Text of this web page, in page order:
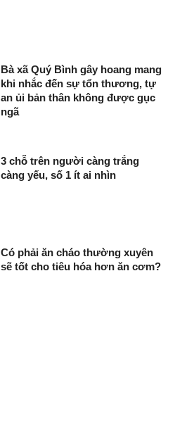
Bà xã Quý Bình gây hoang mang
khi nhắc đến sự tổn thương, tự
an ủi bản thân không được gục
ngã
3 chỗ trên người càng trắng
càng yếu, số 1 ít ai nhìn
Có phải ăn cháo thường xuyên
sẽ tốt cho tiêu hóa hơn ăn cơm?